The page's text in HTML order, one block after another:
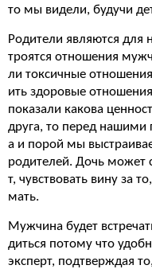
то мы видели, будучи
Родители являются для
троятся отношения
ли токсичные
ить здоровые
показали какова
друга, то перед нашими
а и порой мы
родителей. Дочь может
т, чувствовать вину за
мать.
Мужчина будет
диться потому что
эксперт, подтверждая